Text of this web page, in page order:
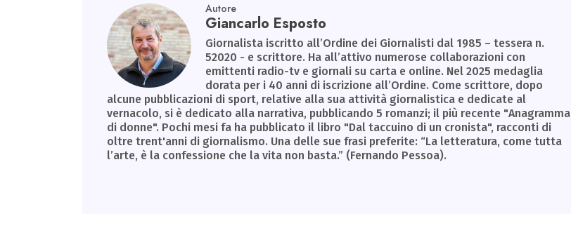
Autore
Giancarlo Esposto
Giornalista iscritto all’Ordine dei Giornalisti dal 1985 – tessera n.
52020 - e scrittore. Ha all’attivo numerose collaborazioni con
emittenti radio-tv e giornali su carta e online. Nel 2025 medaglia
dorata per i 40 anni di iscrizione all’Ordine. Come scrittore, dopo
alcune pubblicazioni di sport, relative alla sua attività giornalistica e dedicate al
vernacolo, si è dedicato alla narrativa, pubblicando 5 romanzi; il più recente "Anagramma
di donne". Pochi mesi fa ha pubblicato il libro "Dal taccuino di un cronista", racconti di
oltre trent'anni di giornalismo. Una delle sue frasi preferite: “La letteratura, come tutta
l’arte, è la confessione che la vita non basta.” (Fernando Pessoa).